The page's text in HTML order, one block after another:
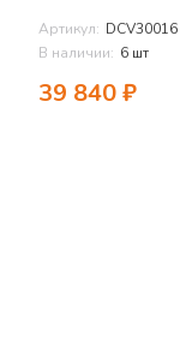
Артикул: DCV30016
В наличии: 6 шт
39 840₽